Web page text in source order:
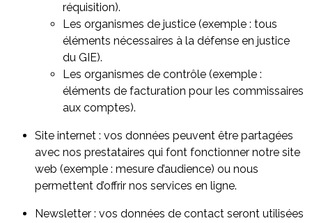
réquisition).
Les organismes de justice (exemple : tous
éléments nécessaires à la défense en justice
du GIE).
Les organismes de contrôle (exemple :
éléments de facturation pour les commissaires
aux comptes).
Site internet : vos données peuvent être partagées
avec nos prestataires qui font fonctionner notre site
web (exemple : mesure d’audience) ou nous
permettent d’offrir nos services en ligne.
Newsletter : vos données de contact seront utilisées